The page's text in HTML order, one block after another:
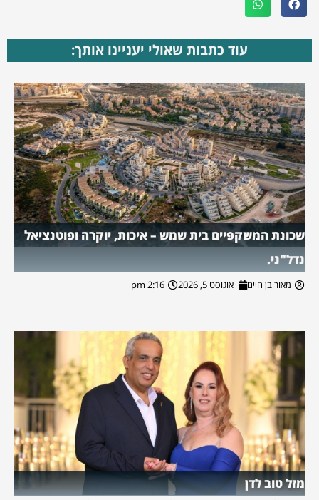
עוד כתבות שאולי יעניינו אותך:
שכונת המשקפיים בית שמש – איכות, יוקרה ופוטנציאל
נדל"ני.
מאור בן חיים אוגוסט 5, 2026 2:16 pm
מזל טוב לדן